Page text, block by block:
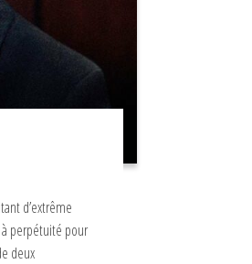
d’extrême
perpétuité pour
deux